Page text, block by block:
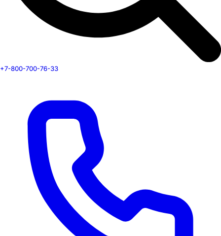
+7-800-700-76-33